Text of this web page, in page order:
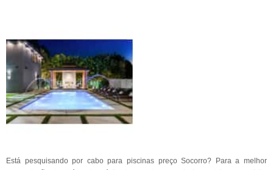
Está pesquisando por cabo para piscinas preço Socorro? Para a melhor